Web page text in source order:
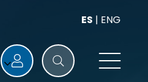
ES | ENG